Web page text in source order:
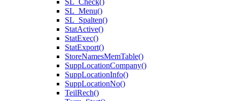
SL_Check()
SL_Menu()
SL_Spalten()
StatActive()
StatExec()
StatExport()
StoreNamesMemTable()
SuppLocationCompany()
SuppLocationInfo()
SuppLocationNo()
TeilRech()